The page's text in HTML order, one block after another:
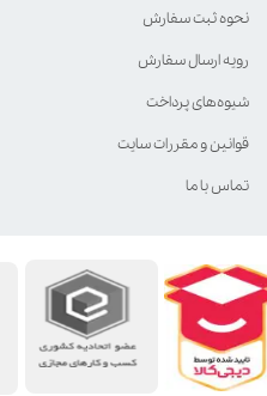
نحوه ثبت سفارش
رویه ارسال سفارش
شیوه‌های پرداخت
قوانین و مقررات سایت
تماس با ما